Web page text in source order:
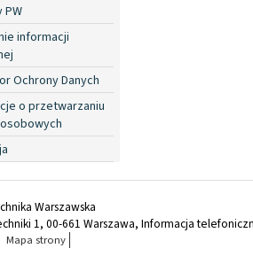
PW
informacji
Ochrony Danych
o przetwarzaniu
Warszawska
1, 00-661 Warszawa, Informacja
Mapa strony